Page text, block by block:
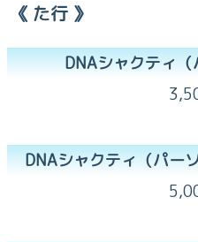
《 た行 》
DNAシャクティ（
DNAシャクティ（パー